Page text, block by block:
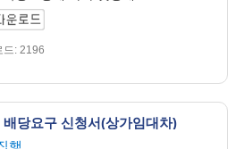
드: 2196
배당요구 신청서(상가임대차)
행